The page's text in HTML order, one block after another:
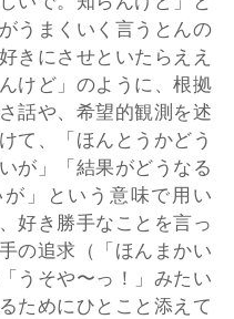
うまくいく言うとんの
きにさせといたらええ
けど」のように、根拠
話や、希望的観測を述
て、「ほんとうかどう
が」「結果がどうなる
」という意味で用い
好き勝手なことを言っ
の追求（「ほんまかい
うそや〜っ！」みたい
ためにひとこと添えて